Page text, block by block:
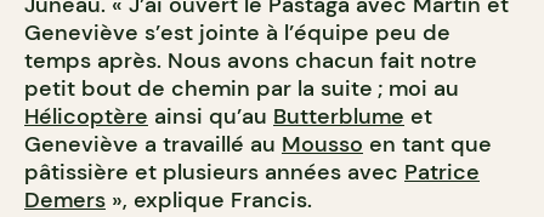
Geneviève s’est jointe à l’équipe peu de
temps après. Nous avons chacun fait notre
petit bout de chemin par la suite ; moi au
Hélicoptère ainsi qu’au Butterblume et
Geneviève a travaillé au Mousso en tant que
pâtissière et plusieurs années avec Patrice
Demers », explique Francis.